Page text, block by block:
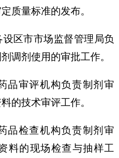
质量标准的发布。
区市市场监督管理局负
调剂使用的审批工作。
品审评机构负责制剂审
的技术审评工作。
品检查机构负责制剂审
料的现场检查与抽样工